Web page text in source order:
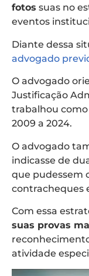
fotos suas no
eventos
Diante dessa
advogado
O advogado
Justificação
trabalhou
2009 a 2024.
O advogado
indicasse de
que pudessem
contracheques
Com essa
suas provas
atividade